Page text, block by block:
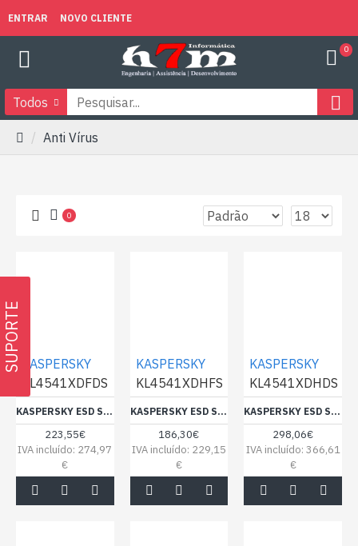
SUPORTE
ENTRAR NOVO CLIENTE
0
Todos
Anti Vírus
0
KASPERSKY
KL4541XDFDS
KASPERSKY ESD SMALL OFFICE SECURITY 6+6+1 2 YEAR
223,55€
IVA incluído: 274,97
€
KASPERSKY
KL4541XDHFS
KASPERSKY ESD SMALL OFFICE SECURITY 8+8+1 1 YEAR
186,30€
IVA incluído: 229,15
€
KASPERSKY
KL4541XDHDS
KASPERSKY ESD SMALL OFFICE SECURITY 8+8+1 2 YEAR
298,06€
IVA incluído: 366,61
€